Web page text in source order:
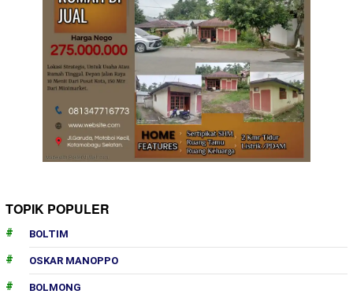
TOPIK POPULER
BOLTIM
OSKAR MANOPPO
BOLMONG